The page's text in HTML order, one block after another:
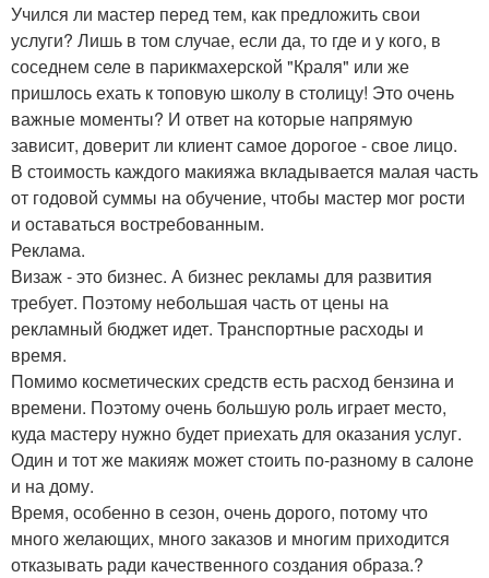
Учился ли мастер перед тем, как предложить свои
услуги? Лишь в том случае, если да, то где и у кого, в
соседнем селе в парикмахерской "Краля" или же
пришлось ехать к топовую школу в столицу! Это очень
важные моменты? И ответ на которые напрямую
зависит, доверит ли клиент самое дорогое - свое лицо.
В стоимость каждого макияжа вкладывается малая часть
от годовой суммы на обучение, чтобы мастер мог рости
и оставаться востребованным.
Реклама.
Визаж - это бизнес. А бизнес рекламы для развития
требует. Поэтому небольшая часть от цены на
рекламный бюджет идет. Транспортные расходы и
время.
Помимо косметических средств есть расход бензина и
времени. Поэтому очень большую роль играет место,
куда мастеру нужно будет приехать для оказания услуг.
Один и тот же макияж может стоить по-разному в салоне
и на дому.
Время, особенно в сезон, очень дорого, потому что
много желающих, много заказов и многим приходится
отказывать ради качественного создания образа.?